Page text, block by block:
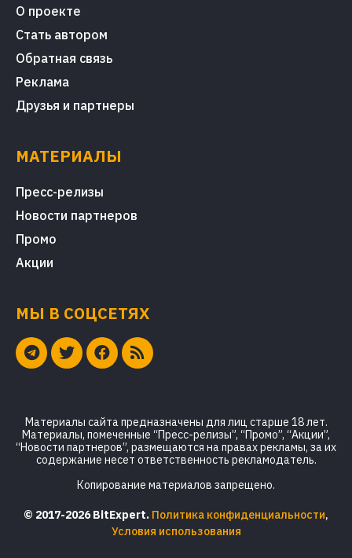
О проекте
Стать автором
Обратная связь
Реклама
Друзья и партнеры
МАТЕРИАЛЫ
Пресс-релизы
Новости партнеров
Промо
Акции
МЫ В СОЦСЕТЯХ
Материалы сайта предназначены для лиц старше 18 лет.
Материалы, помеченные “Пресс-релизы”, “Промо”, “Акции”,
“Новости партнеров”, размещаются на правах рекламы, за их
содержание несет ответственность рекламодатель.
Копирование материалов запрещено.
© 2017-2026 BitExpert. Политика конфиденциальности,
Условия использования